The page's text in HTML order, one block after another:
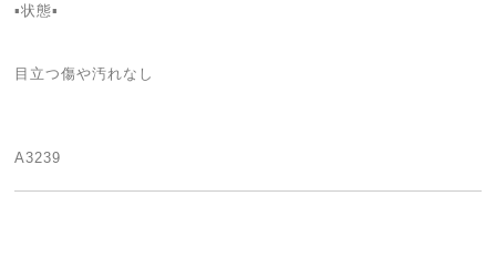
▪️状態▪️
目立つ傷や汚れなし
A3239